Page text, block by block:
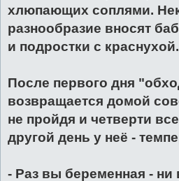
хлюпающих соплями.
разнообразие вносят
и подростки с краснухой.
После первого дня
возвращается домой
не пройдя и четверти
другой день у неё -
- Раз вы беременная - ни